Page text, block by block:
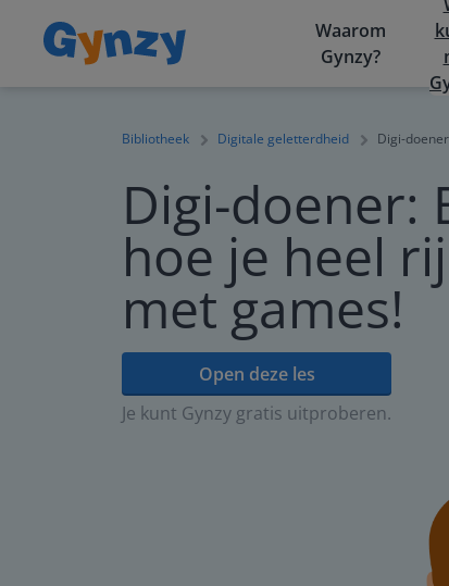
Waarom
Gynzy?
Bibliotheek Digitale geletterdheid Digi-
Digi-doener:
hoe je heel
met games!
Open deze les
Je kunt Gynzy gratis uitproberen.